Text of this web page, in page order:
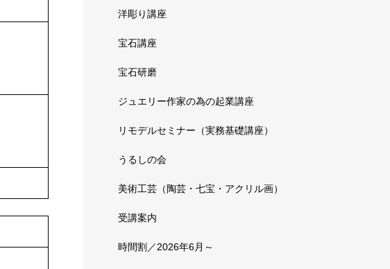
洋彫り講座
宝石講座
宝石研磨
ジュエリー作家の為の起業講座
リモデルセミナー（実務基礎講座）
うるしの会
美術工芸（陶芸・七宝・アクリル画）
受講案内
時間割／2026年6月～